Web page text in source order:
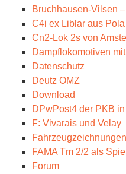
Bruchhausen-Vilsen
C4i ex Liblar aus
Cn2-Lok 2s von
Dampflokomotiven
Datenschutz
Deutz OMZ
Download
DPwPost4 der PKB
F: Vivarais und Velay
Fahrzeugzeichnungen
FAMA Tm 2/2 als
Forum